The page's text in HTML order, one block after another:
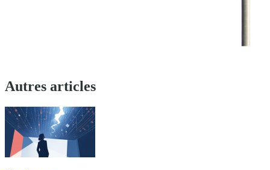
Autres articles